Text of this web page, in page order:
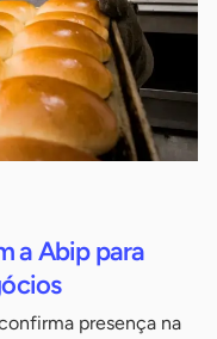
a Abip para
presença na